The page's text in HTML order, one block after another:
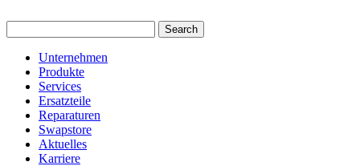
Unternehmen
Produkte
Services
Ersatzteile
Reparaturen
Swapstore
Aktuelles
Karriere